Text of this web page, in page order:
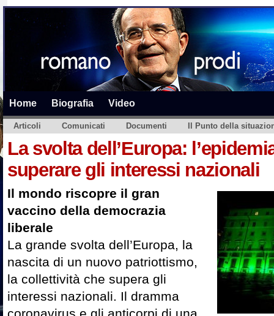
Home Biografia Video
Articoli Comunicati Documenti Il Punto della
La svolta dell’Europa:
superare gli interessi nazionali
Il mondo riscopre il gran
vaccino della democrazia
liberale
La grande svolta dell’Europa, la
nascita di un nuovo patriottismo,
la collettività che supera gli
interessi nazionali. Il dramma